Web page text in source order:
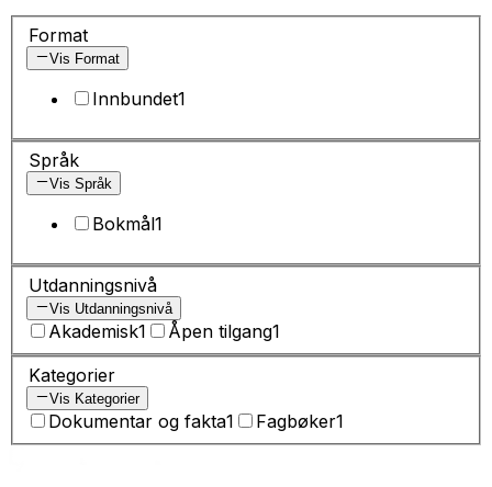
Format
Vis Format
Innbundet1
Språk
Vis Språk
Bokmål1
Utdanningsnivå
Vis Utdanningsnivå
Akademisk1 Åpen tilgang1
Kategorier
Vis Kategorier
Dokumentar og fakta1 Fagbøker1